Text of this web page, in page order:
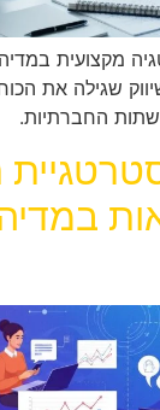
שגילה את
החברתיות.